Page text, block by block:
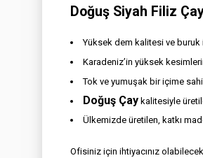
Doğuş Siyah Filiz
Yüksek dem kalitesi ve buruk
Karadeniz’in yüksek
Tok ve yumuşak bir içime
Doğuş Çay kalitesiyle
Ülkemizde üretilen, katkı
Ofisiniz için ihtiyacınız